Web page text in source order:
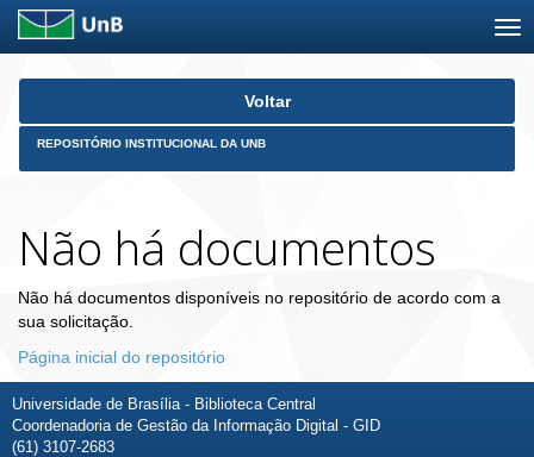
Skip
Voltar
REPOSITÓRIO INSTITUCIONAL DA UNB
Não há documentos
Não há documentos disponíveis no repositório de acordo com a
sua solicitação.
Página inicial do repositório
Universidade de Brasília - Biblioteca Central
Coordenadoria de Gestão da Informação Digital - GID
(61) 3107-2683